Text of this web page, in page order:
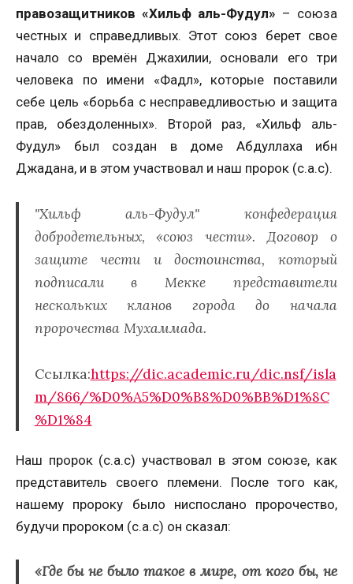
правозащитников «Хильф аль-Фудул» – союза
честных и справедливых. Этот союз берет свое
начало со времён Джахилии, основали его три
человека по имени «Фадл», которые поставили
себе цель «борьба с несправедливостью и защита
прав, обездоленных». Второй раз, «Хильф аль-
Фудул» был создан в доме Абдуллаха ибн
Джадана, и в этом участвовал и наш пророк (с.а.с).
"Хильф аль-Фудул" конфедерация
добродетельных, «союз чести». Договор о
защите чести и достоинства, который
подписали в Мекке представители
нескольких кланов города до начала
пророчества Мухаммада.
Ссылка:https://dic.academic.ru/dic.nsf/isla
m/866/%D0%A5%D0%B8%D0%BB%D1%8C
%D1%84
Наш пророк (с.а.с) участвовал в этом союзе, как
представитель своего племени. После того как,
нашему пророку было ниспослано пророчество,
будучи пророком (с.а.с) он сказал:
«Где бы не было такое в мире, от кого бы, не